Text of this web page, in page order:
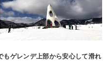
もゲレンデ上部から安心して滑れ